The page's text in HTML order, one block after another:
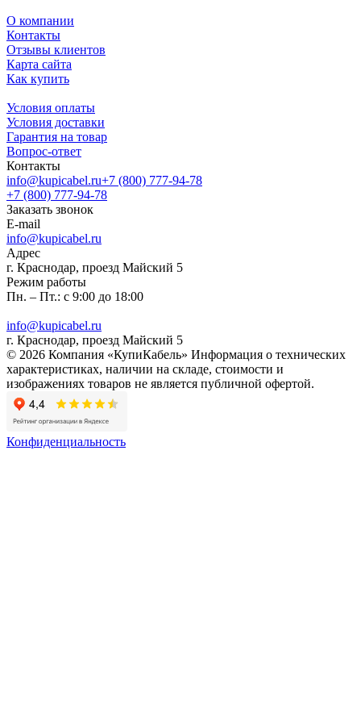
О компании
Контакты
Отзывы клиентов
Карта сайта
Как купить
Условия оплаты
Условия доставки
Гарантия на товар
Вопрос-ответ
Контакты
info@kupicabel.ru+7 (800) 777-94-78
+7 (800) 777-94-78
Заказать звонок
E-mail
info@kupicabel.ru
Адрес
г. Краснодар, проезд Майский 5
Режим работы
Пн. – Пт.: с 9:00 до 18:00
info@kupicabel.ru
г. Краснодар, проезд Майский 5
© 2026 Компания «КупиКабель» Информация о технических
характеристиках, наличии на складе, стоимости и
изображениях товаров не является публичной офертой.
Конфиденциальность